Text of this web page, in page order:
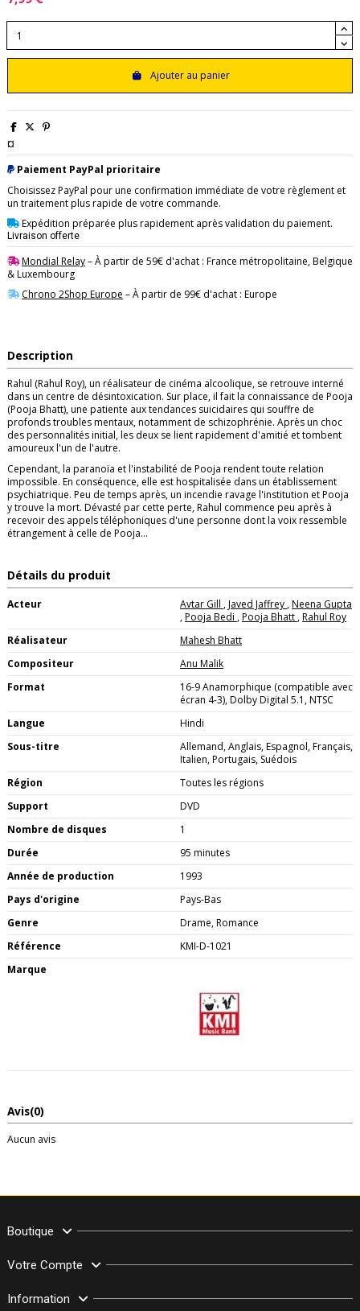
Ajouter au panier
¤
Paiement PayPal prioritaire
Choisissez PayPal pour une confirmation immédiate de votre règlement et
un traitement plus rapide de votre commande.
Expédition préparée plus rapidement après validation du paiement.
Livraison offerte
Mondial Relay– À partir de 59€ d'achat : France métropolitaine, Belgique
& Luxembourg
Chrono 2Shop Europe – À partir de 99€ d'achat : Europe
Description
Rahul (Rahul Roy), un réalisateur de cinéma alcoolique, se retrouve interné
dans un centre de désintoxication. Sur place, il fait la connaissance de Pooja
(Pooja Bhatt), une patiente aux tendances suicidaires qui souffre de
profonds troubles mentaux, notamment de schizophrénie. Après un choc
des personnalités initial, les deux se lient rapidement d'amitié et tombent
amoureux l'un de l'autre.
Cependant, la paranoïa et l'instabilité de Pooja rendent toute relation
impossible. En conséquence, elle est hospitalisée dans un établissement
psychiatrique. Peu de temps après, un incendie ravage l'institution et Pooja
y trouve la mort. Dévasté par cette perte, Rahul commence peu après à
recevoir des appels téléphoniques d'une personne dont la voix ressemble
étrangement à celle de Pooja...
Détails du produit
Acteur Avtar Gill ,Javed Jaffrey ,Neena Gupta
,Pooja Bedi ,Pooja Bhatt ,Rahul Roy
Réalisateur
Mahesh Bhatt
Compositeur
Anu Malik
Format
16-9 Anamorphique (compatible avec
écran 4-3), Dolby Digital 5.1, NTSC
Langue
Hindi
Sous-titre
Allemand, Anglais, Espagnol, Français,
Italien, Portugais, Suédois
Région
Toutes les régions
Support
DVD
Nombre de disques
1
Durée
95 minutes
Année de production
1993
Pays d'origine
Pays-Bas
Genre
Drame, Romance
Référence
KMI-D-1021
Marque
Avis(0)
Aucun avis
Boutique
Votre Compte
Information